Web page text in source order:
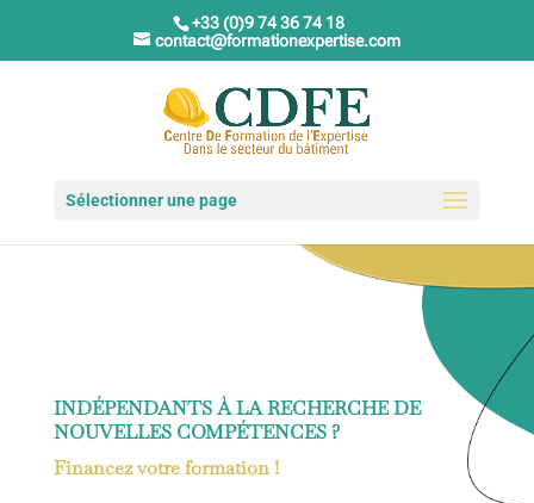
+33 (0)9 74 36 74 18
contact@formationexpertise.com
Sélectionner une page
INDÉPENDANTS À LA RECHERCHE DE
NOUVELLES COMPÉTENCES ?
Financez votre formation !